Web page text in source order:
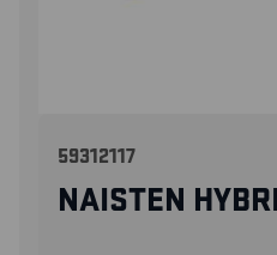
59312117
NAISTEN